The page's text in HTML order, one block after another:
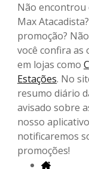
Não encontrou
Max
promoção?
você confira as
em lojas como
Estações. No
resumo diário
avisado sobre
nosso aplicativo
notificaremos
promoções!